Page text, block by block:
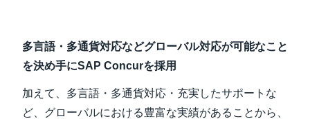
多言語・多通貨対応などグローバル対応が可能なこと
を決め手にSAP Concurを採用
加えて、多言語・多通貨対応・充実したサポートな
ど、グローバルにおける豊富な実績があることから、